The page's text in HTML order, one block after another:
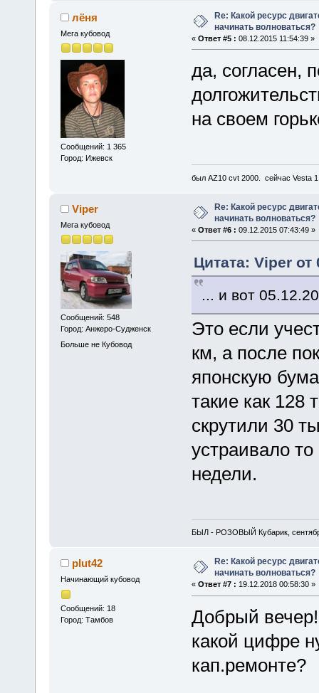
лёня
Мега кубовод
Сообщений: 1 365
Город: Ижевск
Re: Какой ресурс
начинать волноваться?
« Ответ #5 : 08.12.2015 11:54:39 »
да, согласен,
на своем
был AZ10 cvt 2000. сейчас Vesta
Viper
Мега кубовод
Сообщений: 548
Город: Анжеро-Судженск
Больше не Кубовод
Re: Какой ресурс
начинать волноваться?
« Ответ #6 : 09.12.2015 07:43:49 »
Цитата: Viper от
... и вот
Это если
км, а после
японскую
такие как 128
скрутили 30
устраивало
недели.
БЫЛ - РОЗОВЫЙ Кубарик,
plut42
Начинающий кубовод
Сообщений: 18
Город: Тамбов
Re: Какой ресурс
начинать волноваться?
« Ответ #7 : 19.12.2018 00:58:30 »
Добрый вечер!
какой цифре
кап.ремонте?